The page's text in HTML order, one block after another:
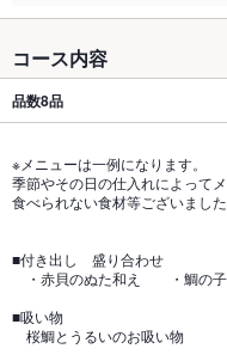
コース内容
品数8品
※メニューは一例になります。
季節やその日の仕入れによって
食べられない食材等ございまし
■付き出し 盛り合わせ
・赤貝のぬた和え ・鯛の子
■吸い物
桜鯛とうるいのお吸い物